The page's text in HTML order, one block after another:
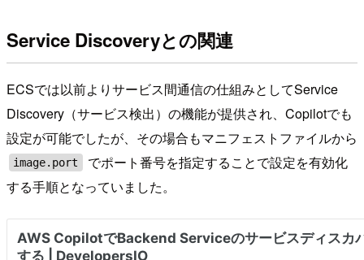
Service Discoveryとの関連
ECSでは以前よりサービス間通信の仕組みとしてService
Discovery（サービス検出）の機能が提供され、Copilotでも
設定が可能でしたが、その場合もマニフェストファイルから
image.port
でポート番号を指定することで設定を有効化
する手順となっていました。